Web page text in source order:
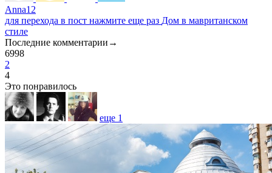
Anna12
для перехода в пост нажмите еще раз Дом в мавританском
стиле
Последние комментарии →
6998
2
4
Это понравилось
еще 1